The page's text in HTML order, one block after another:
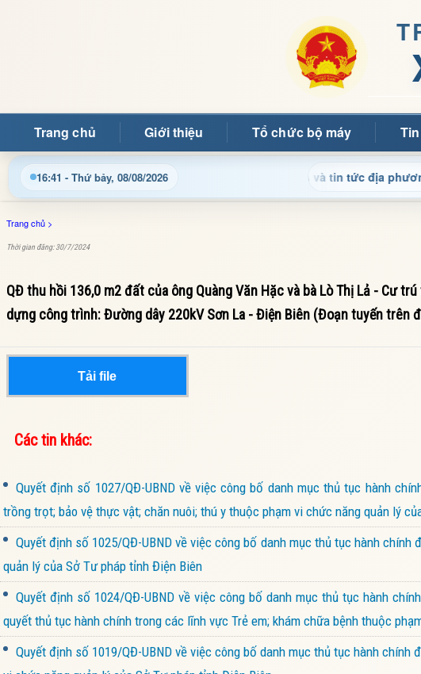
Trang chủ Giới thiệu Tổ chức bộ máy
16:41 - Thứ bảy, 08/08/2026
nhật thông tin điều hành, thủ tục hành chính và tin tức địa phương nhanh
Trang chủ >
Thời gian đăng: 30/7/2024
QĐ thu hồi 136,0 m2 đất của ông Quàng Văn Hặc và bà Lò Thị Lả - Cư
dựng công trình: Đường dây 220kV Sơn La - Điện Biên (Đoạn tuyến trên
Tải file
Các tin khác:
Quyết định số 1027/QĐ-UBND về việc công bố danh mục thủ tục hành
trồng trọt; bảo vệ thực vật; chăn nuôi; thú y thuộc phạm vi chức năng quản lý
Quyết định số 1025/QĐ-UBND về việc công bố danh mục thủ tục hành
quản lý của Sở Tư pháp tỉnh Điện Biên
Quyết định số 1024/QĐ-UBND về việc công bố danh mục thủ tục hành
quyết thủ tục hành chính trong các lĩnh vực Trẻ em; khám chữa bệnh thuộc
Quyết định số 1019/QĐ-UBND về việc công bố danh mục thủ tục hành